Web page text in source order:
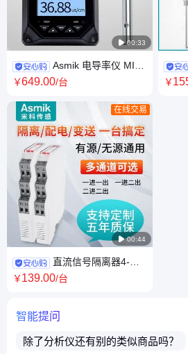
 00:33
Asmik 电导率仪 MIK-
TDS210 工业用水 污水 水质分
￥649.00/台
 00:44
在线交易
直流信号隔离器4-
20mA转0-10v模拟量转换模块
￥139.00/台
制
￥
智能提问
除了分析仪还有别的类似商品吗？